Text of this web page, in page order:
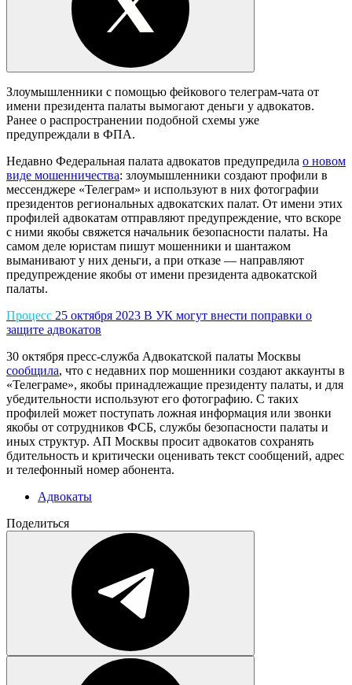
Злоумышленники с помощью фейкового телеграм-чата от
имени президента палаты вымогают деньги у адвокатов.
Ранее о распространении подобной схемы уже
предупреждали в ФПА.
Недавно Федеральная палата адвокатов предупредила о новом
виде мошенничества: злоумышленники создают профили в
мессенджере «Телеграм» и используют в них фотографии
президентов региональных адвокатских палат. От имени этих
профилей адвокатам отправляют предупреждение, что вскоре
с ними якобы свяжется начальник безопасности палаты. На
самом деле юристам пишут мошенники и шантажом
выманивают у них деньги, а при отказе — направляют
предупреждение якобы от имени президента адвокатской
палаты.
Процесс 25 октября 2023 В УК могут внести поправки о
защите адвокатов
30 октября пресс-служба Адвокатской палаты Москвы
сообщила, что с недавних пор мошенники создают аккаунты в
«Телеграме», якобы принадлежащие президенту палаты, и для
убедительности используют его фотографию. С таких
профилей может поступать ложная информация или звонки
якобы от сотрудников ФСБ, службы безопасности палаты и
иных структур. АП Москвы просит адвокатов сохранять
бдительность и критически оценивать текст сообщений, адрес
и телефонный номер абонента.
Адвокаты
Поделиться